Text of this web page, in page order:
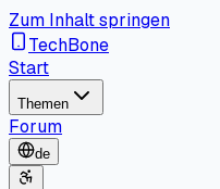
Zum Inhalt springen
TechBone
Start
Themen
Forum
de